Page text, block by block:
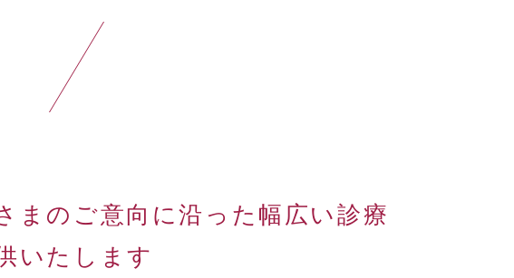
まのご意向に沿った幅広い診療
いたします